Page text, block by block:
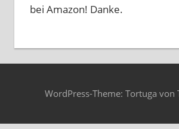
bei Amazon! Danke.
WordPress-Theme: Tortuga von